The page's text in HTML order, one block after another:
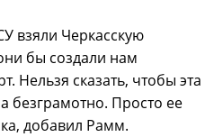
взяли Черкасскую
бы создали нам
Нельзя сказать, чтобы эта
безграмотно. Просто ее
добавил Рамм.